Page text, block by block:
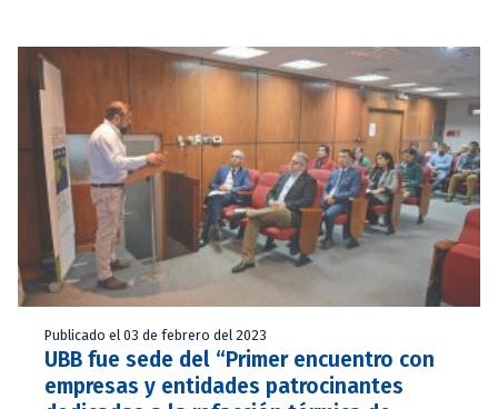
Publicado el 03 de febrero del 2023
UBB fue sede del “Primer encuentro con
empresas y entidades patrocinantes